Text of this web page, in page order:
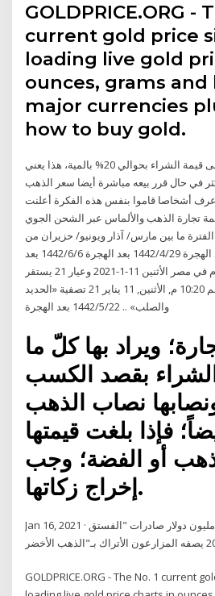
GOLDPRICE.ORG -
current gold price
loading live gold
ounces, grams and
major currencies
how to buy gold.
ولكن قيمة البيع منخفظة على قيمة الشراء بحوالي 20% بالمية، هذا يعني
20% أو أكثر في حال قرر بيعه مباشرة أيضا سعر الذهب
أشخاصا قاموا بنفس هذه الفكرة أعلنت
تجارة الذهب والألماس عبر الشحن الجوي
خلال الفترة ما بين مارس/ آذار ويونيو/ حزيران من
هذا العام. 26‏‏/5‏‏/1442 بعد الهجرة 29‏‏/4‏‏/1442 بعد الهجرة 6‏‏/6‏‏/1442 بعد
الهجرة أسعار الذهب اليوم في مصر الأثنين 11-1-2021 وعيار 21 يستقر
بنهاية التعاملات عمر سالم 10:20 م, الأثنين, 11 يناير 21 تصفية «الحديد
والصلب» .. 22‏‏/5‏‏/1442 بعد الهجرة
ويراد بها كلّ ما
بقصد الكسب
نصاب الذهب
فإذا بلغت قيمتها
أو الفضة؛ وجب
إخراج زكاتها.
Jan 16, 2021 · تركيا, اقتصاد تركيا.. 120 مليون دولار صادرات "الفستق
GOLDPRICE.ORG - The No. 1 current